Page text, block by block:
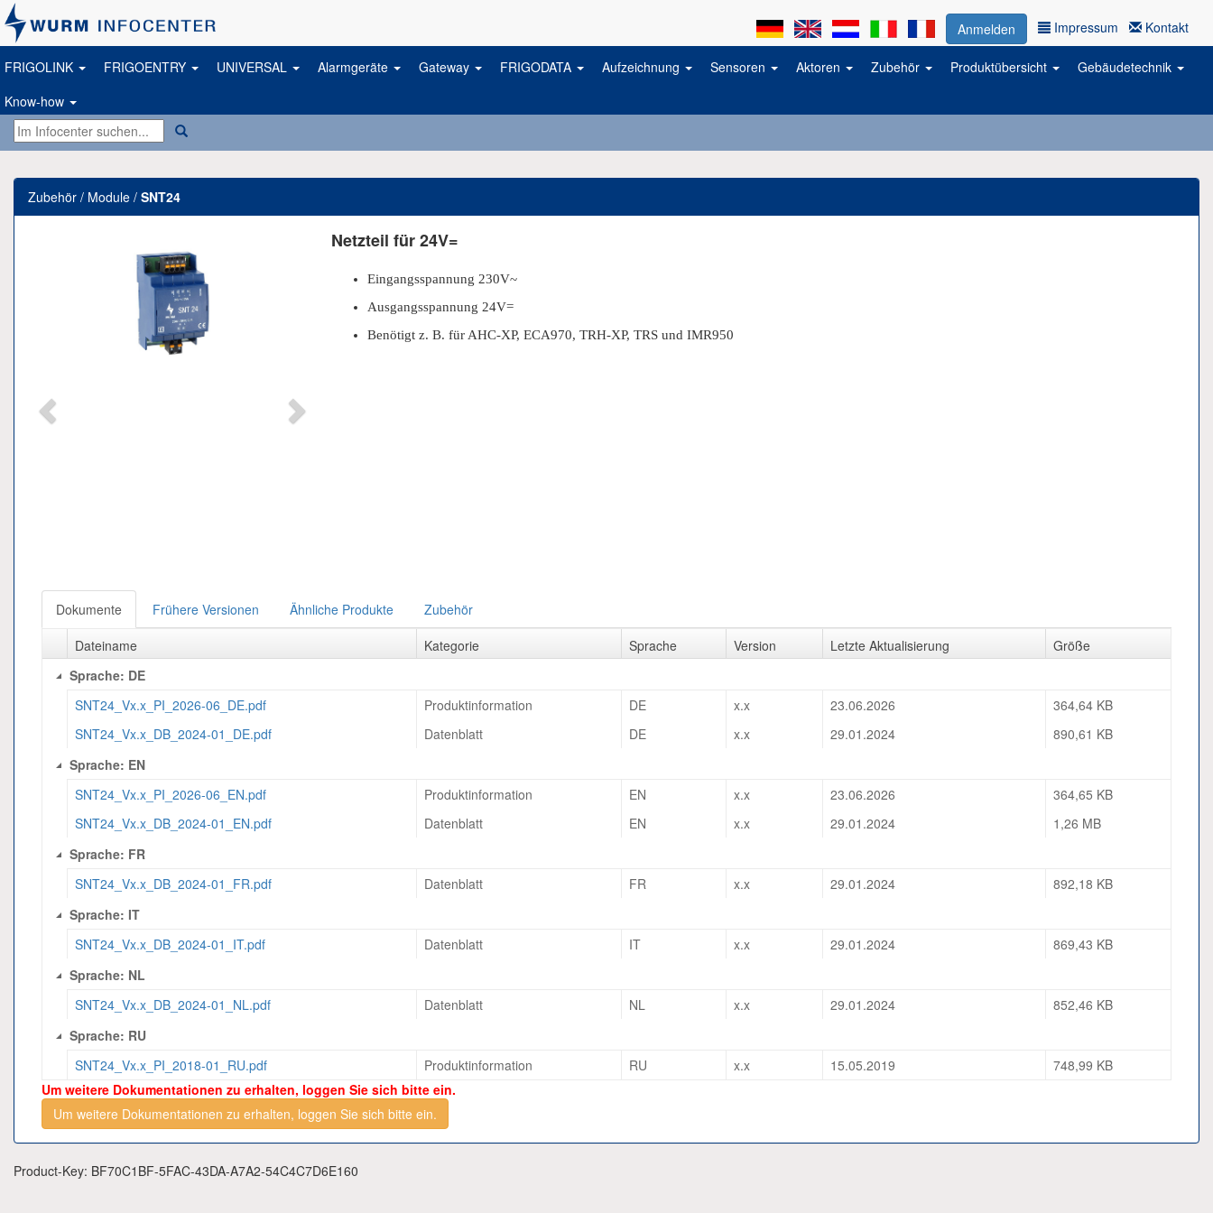
Anmelden Impressum Kontakt
FRIGOLINK FRIGOENTRY UNIVERSAL Alarmgeräte Gateway FRIGODATA Aufzeichnung Sensoren Aktoren Zubehör Produktübersicht
Gebäudetechnik
Know-how
Zubehör / Module / SNT24
Netzteil für 24V=
Eingangsspannung 230V~
Ausgangsspannung 24V=
Benötigt z. B. für AHC-XP, ECA970, TRH-XP, TRS und IMR950
Dokumente Frühere Versionen Ähnliche Produkte
Zubehör
Dateiname
Kategorie Sprache Version Letzte Aktualisierung
Größe
Sprache: DE
SNT24_Vx.x_PI_2026-06_DE.pdf
Produktinformation DE x.x 23.06.2026
364,64 KB
SNT24_Vx.x_DB_2024-01_DE.pdf
Datenblatt DE x.x 29.01.2024
890,61 KB
Sprache: EN
SNT24_Vx.x_PI_2026-06_EN.pdf
Produktinformation EN x.x 23.06.2026
364,65 KB
SNT24_Vx.x_DB_2024-01_EN.pdf
Datenblatt EN x.x 29.01.2024
1,26 MB
Sprache: FR
SNT24_Vx.x_DB_2024-01_FR.pdf
Datenblatt FR x.x 29.01.2024
892,18 KB
Sprache: IT
SNT24_Vx.x_DB_2024-01_IT.pdf
Datenblatt IT x.x 29.01.2024
869,43 KB
Sprache: NL
SNT24_Vx.x_DB_2024-01_NL.pdf
Datenblatt NL x.x 29.01.2024
852,46 KB
Sprache: RU
SNT24_Vx.x_PI_2018-01_RU.pdf
Produktinformation RU x.x 15.05.2019
748,99 KB
Um weitere Dokumentationen zu erhalten, loggen Sie sich bitte ein.
Um weitere Dokumentationen zu erhalten, loggen Sie sich bitte ein.
Product-Key: BF70C1BF-5FAC-43DA-A7A2-54C4C7D6E160